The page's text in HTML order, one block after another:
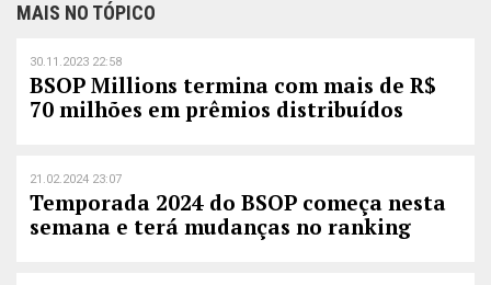
MAIS NO TÓPICO
30.11.2023 22:58
BSOP Millions termina com mais de R$
70 milhões em prêmios distribuídos
21.02.2024 23:07
Temporada 2024 do BSOP começa nesta
semana e terá mudanças no ranking